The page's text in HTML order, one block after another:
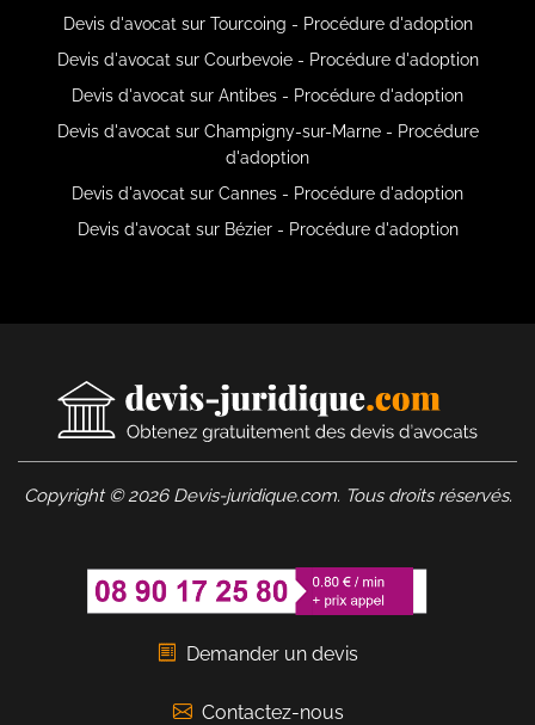
Devis d'avocat sur Tourcoing - Procédure d'adoption
Devis d'avocat sur Courbevoie - Procédure d'adoption
Devis d'avocat sur Antibes - Procédure d'adoption
Devis d'avocat sur Champigny-sur-Marne - Procédure
d'adoption
Devis d'avocat sur Cannes - Procédure d'adoption
Devis d'avocat sur Bézier - Procédure d'adoption
Copyright © 2026 Devis-juridique.com. Tous droits réservés.
Demander un devis
Contactez-nous